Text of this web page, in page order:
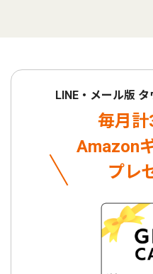
LINE・メール版
毎月
Amazon
プレ